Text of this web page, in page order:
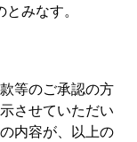
みなす。
等のご承認の方
させていただい
内容が、以上の